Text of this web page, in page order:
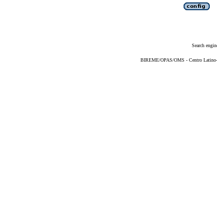
Search
BIREME/OPAS/OMS - Centro Latino-